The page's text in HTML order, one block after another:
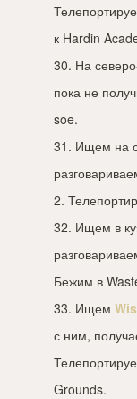
к Hardin
30. На
пока не
soe.
31. Ищем на
2.
32. Ищем в
Бежим в
33. Ищем
с ним,
Grounds.